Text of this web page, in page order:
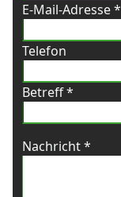
E-Mail-Adresse *
Telefon
Betreff *
Nachricht *